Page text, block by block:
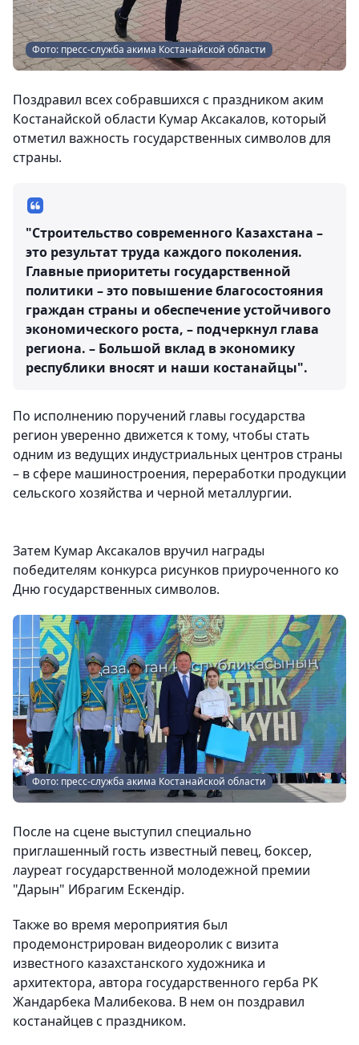
Фото: пресс-служба акима Костанайской области
Поздравил всех собравшихся с праздником аким
Костанайской области Кумар Аксакалов, который
отметил важность государственных символов для
страны.
"Строительство современного Казахстана –
это результат труда каждого поколения.
Главные приоритеты государственной
политики – это повышение благосостояния
граждан страны и обеспечение устойчивого
экономического роста, – подчеркнул глава
региона. – Большой вклад в экономику
республики вносят и наши костанайцы".
По исполнению поручений главы государства
регион уверенно движется к тому, чтобы стать
одним из ведущих индустриальных центров страны
– в сфере машиностроения, переработки продукции
сельского хозяйства и черной металлургии.
Затем Кумар Аксакалов вручил награды
победителям конкурса рисунков приуроченного ко
Дню государственных символов.
Фото: пресс-служба акима Костанайской области
После на сцене выступил специально
приглашенный гость известный певец, боксер,
лауреат государственной молодежной премии
"Дарын" Ибрагим Ескендір.
Также во время мероприятия был
продемонстрирован видеоролик с визита
известного казахстанского художника и
архитектора, автора государственного герба РК
Жандарбека Малибекова. В нем он поздравил
костанайцев с праздником.